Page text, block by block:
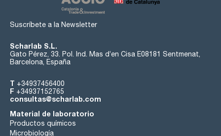
Suscríbete a la Newsletter
Scharlab S.L.
Gato Pérez, 33. Pol. Ind. Mas d’en Cisa E08181 Sentmenat,
Barcelona, España
T +34937456400
F +34937152765
consultas@scharlab.com
Material de laboratorio
Productos químicos
Microbiología